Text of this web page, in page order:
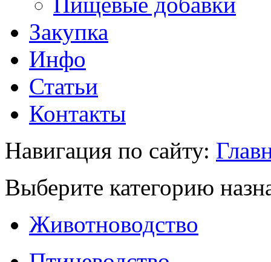
Закупка
Инфо
Статьи
Контакты
Навигация по сайту:
Выберите категорию
Животноводство